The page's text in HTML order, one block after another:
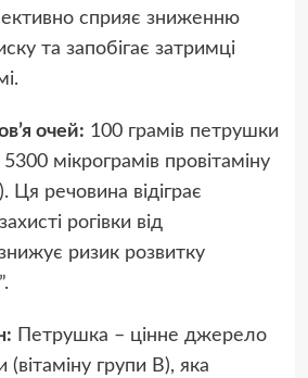
сприяє зниженню
та запобігає затримці
очей: 100 грамів петрушки
мікрограмів провітаміну
Ця речовина відіграє
рогівки від
ризик розвитку
Петрушка – цінне джерело
(вітаміну групи В), яка